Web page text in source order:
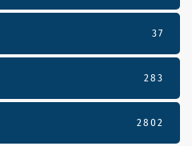
37
283
2802